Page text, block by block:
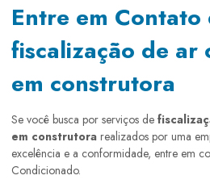
Entre em
fiscalização de ar
em construtora
Se você busca por serviços de
em construtora realizados por uma
excelência e a conformidade, entre em
Condicionado.